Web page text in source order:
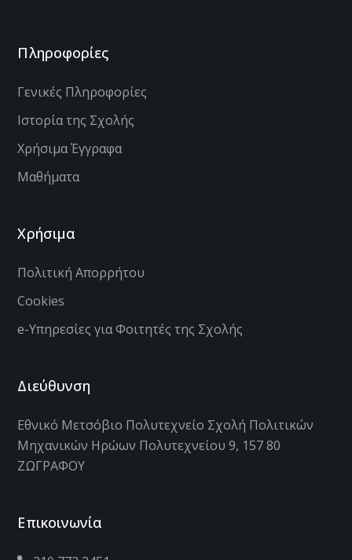
Πληροφορίες
Γενικές Πληροφορίες
Ιστορία της Σχολής
Χρήσιμα Έγγραφα
Μαθήματα
Χρήσιμα
Πολιτική Απορρήτου
Cookies
e-Υπηρεσίες για Φοιτητές της Σχολής
Διεύθυνση
Εθνικό Μετσόβιο Πολυτεχνείο Σχολή Πολιτικών
Μηχανικών Ηρώων Πολυτεχνείου 9, 157 80
ΖΩΓΡΑΦΟΥ
Επικοινωνία